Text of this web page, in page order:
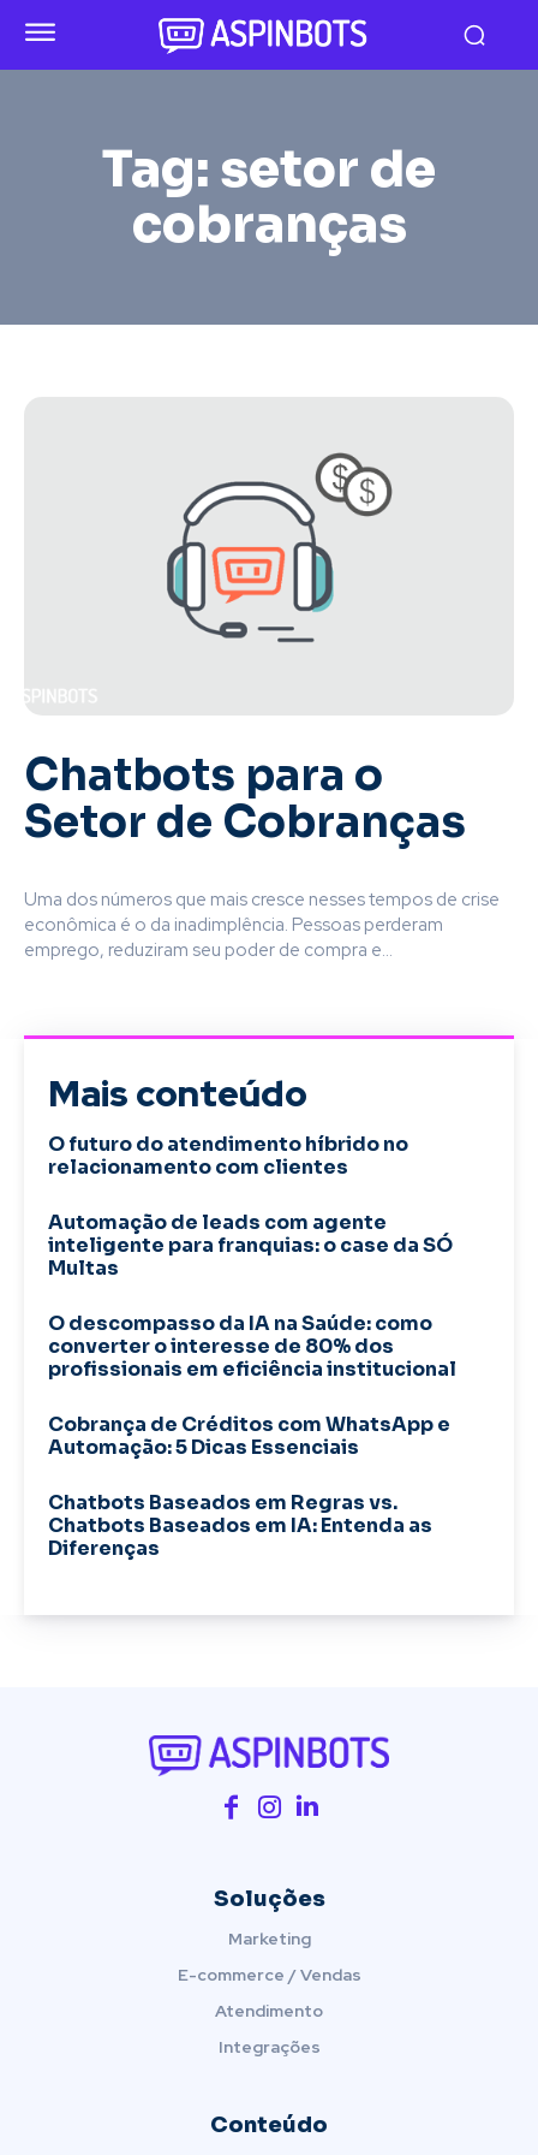
Tag: setor de
cobranças
Chatbots para o
Setor de Cobranças
Uma dos números que mais cresce nesses tempos de crise
econômica é o da inadimplência. Pessoas perderam
emprego, reduziram seu poder de compra e...
Mais conteúdo
O futuro do atendimento híbrido no
relacionamento com clientes
Automação de leads com agente
inteligente para franquias: o case da SÓ
Multas
O descompasso da IA na Saúde: como
converter o interesse de 80% dos
profissionais em eficiência institucional
Cobrança de Créditos com WhatsApp e
Automação: 5 Dicas Essenciais
Chatbots Baseados em Regras vs.
Chatbots Baseados em IA: Entenda as
Diferenças
Soluções
Marketing
E-commerce / Vendas
Atendimento
Integrações
Conteúdo